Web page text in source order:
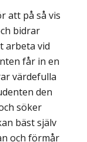
att på så vis
bidrar
arbeta vid
får in en
värdefulla
den
söker
bäst själv
och förmår